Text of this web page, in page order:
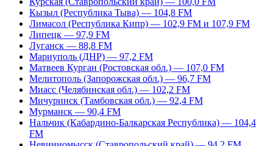
Кызыл (Республика Тыва) — 104,8 FM
Лимасол (Республика Кипр) — 102,9 FM и 107,9 FM
Липецк — 97,9 FM
Луганск — 88,8 FM
Мариуполь (ДНР) — 97,2 FM
Матвеев Курган (Ростовская обл.) — 107,0 FM
Мелитополь (Запорожская обл.) — 96,7 FM
Миасс (Челябинская обл.) — 102,2 FM
Мичуринск (Тамбовская обл.) — 92,4 FM
Мурманск — 90,4 FM
Нальчик (Кабардино-Балкарская Республика) — 104,4
FM